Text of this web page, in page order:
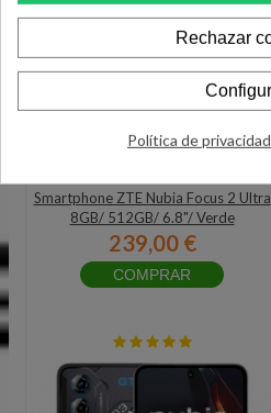
Smartphone ZTE Nubia Focus 2 Ultra
8GB/ 512GB/ 6.8"/ Verde
239,00 €
COMPRAR
Rechazar
Política de